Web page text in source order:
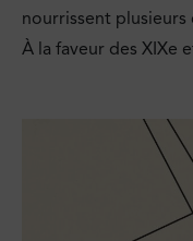
nourrissent plusieurs
À la faveur des XIXe